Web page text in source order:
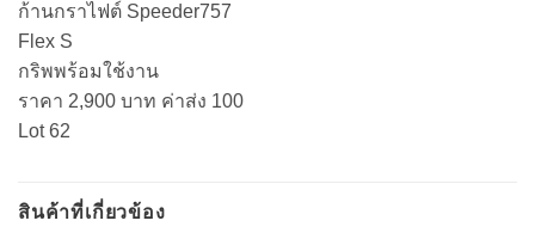
ก้านกราไฟต์ Speeder757
Flex S
กริพพร้อมใช้งาน
ราคา 2,900 บาท ค่าส่ง 100
Lot 62
สินค้าที่เกี่ยวข้อง